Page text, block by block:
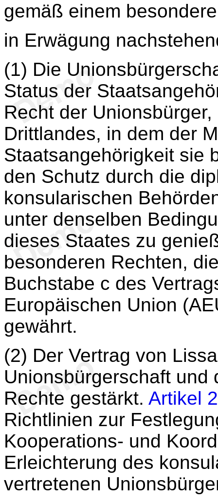
gemäß einem
in Erwägung
(1) Die
Status der
Recht der
Drittlandes, in dem der
Staatsangehörigkeit sie
den Schutz durch die
konsularischen
unter denselben
dieses Staates zu
besonderen Rechten,
Buchstabe c des
Europäischen Union
gewährt.
(2) Der Vertrag von
Unionsbürgerschaft und
Rechte gestärkt. Artikel
Richtlinien zur
Kooperations- und
Erleichterung des
vertretenen